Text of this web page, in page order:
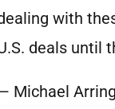
with
deals until
Michael